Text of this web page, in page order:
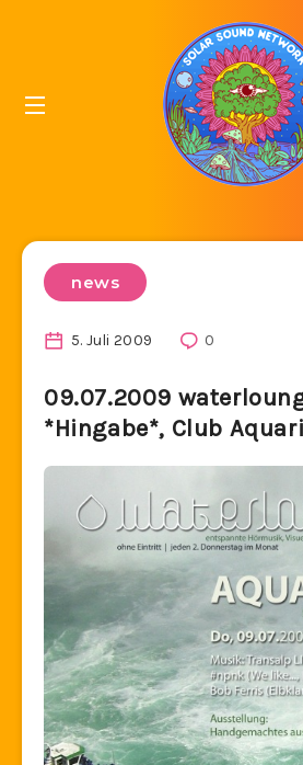
news
5. Juli 2009 0
09.07.2009
*Hingabe*, Club